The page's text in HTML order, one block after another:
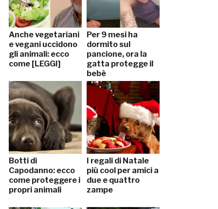
Anche vegetariani
e vegani uccidono
gli animali: ecco
come [LEGGI]
Per 9 mesi ha
dormito sul
pancione, ora la
gatta protegge il
bebè
Botti di
Capodanno: ecco
come proteggere i
propri animali
I regali di Natale
più cool per amici a
due e quattro
zampe